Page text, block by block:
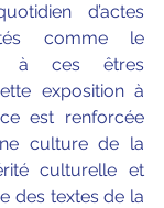
d’actes
comme le
à ces êtres
exposition à
est renforcée
culture de la
culturelle et
des textes de la